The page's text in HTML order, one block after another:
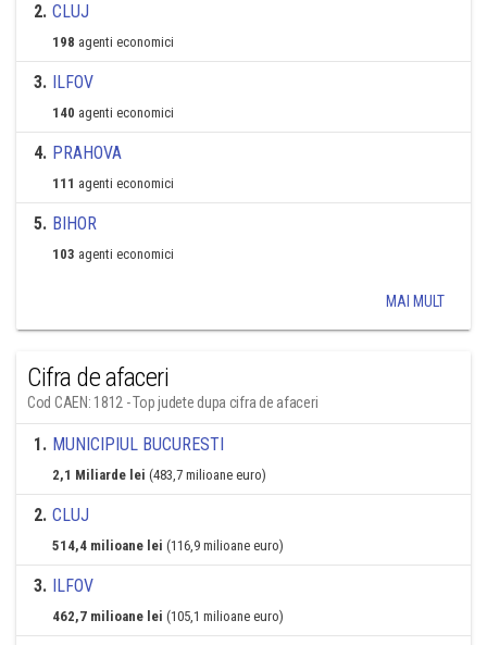
2. CLUJ
198 agenti economici
3. ILFOV
140 agenti economici
4. PRAHOVA
111 agenti economici
5. BIHOR
103 agenti economici
MAI MULT
Cifra de afaceri
Cod CAEN: 1812 - Top judete dupa cifra de afaceri
1. MUNICIPIUL BUCURESTI
2,1 Miliarde lei (483,7 milioane euro)
2. CLUJ
514,4 milioane lei (116,9 milioane euro)
3. ILFOV
462,7 milioane lei (105,1 milioane euro)